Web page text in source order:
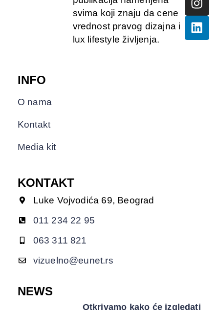
svima koji znaju da cene
vrednost pravog dizajna i
lux lifestyle življenja.
INFO
O nama
Kontakt
Media kit
KONTAKT
Luke Vojvodića 69, Beograd
011 234 22 95
063 311 821
vizuelno@eunet.rs
NEWS
Otkrivamo kako će izgledati